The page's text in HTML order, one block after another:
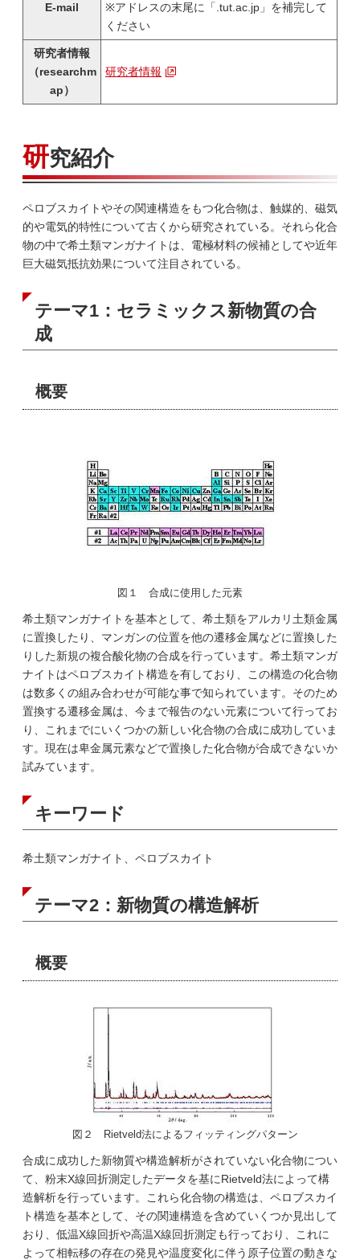
E-mail
※アドレスの末尾に「.tut.ac.jp」を補完して
ください
研究者情報
（researchm
ap）
研究者情報
研究紹介
ペロブスカイトやその関連構造をもつ化合物は、触媒的、磁気
的や電気的特性について古くから研究されている。それら化合
物の中で希土類マンガナイトは、電極材料の候補としてや近年
巨大磁気抵抗効果について注目されている。
テーマ1：セラミックス新物質の合
成
概要
図１ 合成に使用した元素
希土類マンガナイトを基本として、希土類をアルカリ土類金属
に置換したり、マンガンの位置を他の遷移金属などに置換した
りした新規の複合酸化物の合成を行っています。希土類マンガ
ナイトはペロブスカイト構造を有しており、この構造の化合物
は数多くの組み合わせが可能な事で知られています。そのため
置換する遷移金属は、今まで報告のない元素について行ってお
り、これまでにいくつかの新しい化合物の合成に成功していま
す。現在は卑金属元素などで置換した化合物が合成できないか
試みています。
キーワード
希土類マンガナイト、ペロブスカイト
テーマ2：新物質の構造解析
概要
図２ Rietveld法によるフィッティングパターン
合成に成功した新物質や構造解析がされていない化合物につい
て、粉末X線回折測定したデータを基にRietveld法によって構
造解析を行っています。これら化合物の構造は、ペロブスカイ
ト構造を基本として、その関連構造を含めていくつか見出して
おり、低温X線回折や高温X線回折測定も行っており、これに
よって相転移の存在の発見や温度変化に伴う原子位置の動きな